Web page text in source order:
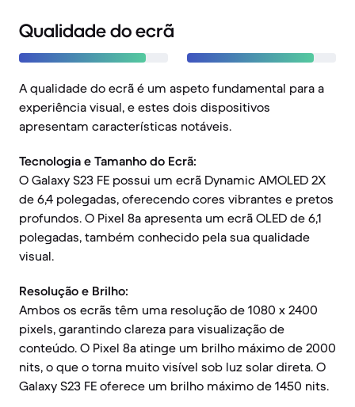
Qualidade do ecrã
A qualidade do ecrã é um aspeto fundamental para a
experiência visual, e estes dois dispositivos
apresentam características notáveis.
Tecnologia e Tamanho do Ecrã:
O Galaxy S23 FE possui um ecrã Dynamic AMOLED 2X
de 6,4 polegadas, oferecendo cores vibrantes e pretos
profundos. O Pixel 8a apresenta um ecrã OLED de 6,1
polegadas, também conhecido pela sua qualidade
visual.
Resolução e Brilho:
Ambos os ecrãs têm uma resolução de 1080 x 2400
pixels, garantindo clareza para visualização de
conteúdo. O Pixel 8a atinge um brilho máximo de 2000
nits, o que o torna muito visível sob luz solar direta. O
Galaxy S23 FE oferece um brilho máximo de 1450 nits.